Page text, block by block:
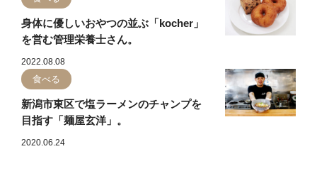
身体に優しいおやつの並ぶ「kocher」
を営む管理栄養士さん。
2022.08.08
食べる
新潟市東区で塩ラーメンのチャンプを
目指す「麺屋玄洋」。
2020.06.24